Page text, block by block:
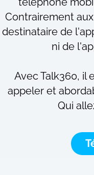
Contrairement
destinataire de
ni de
Avec Talk360, il
appeler et
Qui